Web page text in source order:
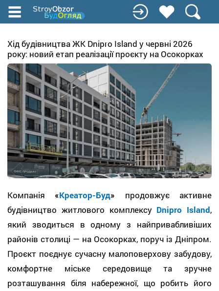
Перейти
до
вмісту
Хід будівництва ЖК Dnipro Island у червні 2026
року: новий етап реалізації проєкту на Осокорках
Компанія «Креатор-Буд» продовжує активне
будівництво житлового комплексу Dnipro Island,
який зводиться в одному з найпривабливіших
районів столиці — на Осокорках, поруч із Дніпром.
Проєкт поєднує сучасну малоповерхову забудову,
комфортне міське середовище та зручне
розташування біля набережної, що робить його